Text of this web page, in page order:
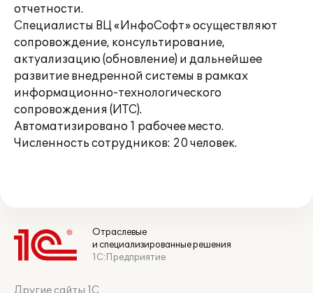
отчетности.
Специалисты ВЦ «ИнфоСофт» осуществляют
сопровождение, консультирование,
актуализацию (обновление) и дальнейшее
развитие внедренной системы в рамках
информационно-технологического
сопровождения (ИТС).
Автоматизировано 1 рабочее место.
Численность сотрудников: 20 человек.
Отраслевые
и специализированные решения
1С:Предприятие
Другие сайты 1С